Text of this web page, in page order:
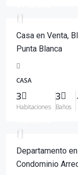
Casa en Venta,
Punta Blanca
CASA
3
Habitaciones
3
Baños
Departamento
Condominio